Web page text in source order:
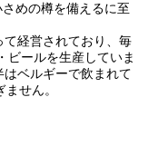
めの樽を備えるに至
経営されており、毎
ビールを生産していま
ベルギーで飲まれて
せん。